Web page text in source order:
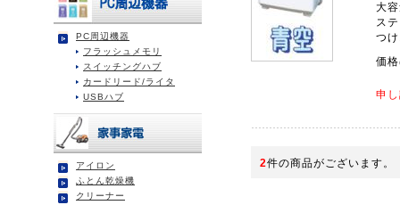
PC周辺機器
フラッシュメモリ
スイッチングハブ
カードリード/ライタ
USBハブ
アイロン
ふとん乾燥機
クリーナー
大
ス
つ
価格
申
2件の商品がございます。